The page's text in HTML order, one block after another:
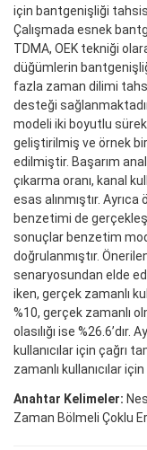
için bantgenişliği
Çalışmada esnek
TDMA, OEK tekniği
düğümlerin
fazla zaman dilimi
desteği
modeli iki boyutlu
geliştirilmiş ve örnek
edilmiştir. Başarım
çıkarma oranı, kanal
esas alınmıştır.
benzetimi de
sonuçlar benzetim
doğrulanmıştır.
senaryosundan elde
iken, gerçek zamanlı
%10, gerçek zamanlı
olasılığı ise
kullanıcılar için çağrı
zamanlı kullanıcılar için
Anahtar Kelimeler:
Zaman Bölmeli Çoklu